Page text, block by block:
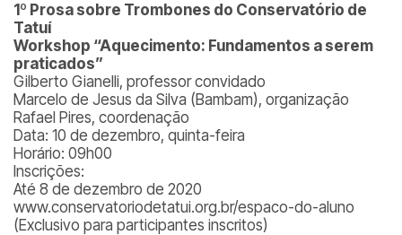
1º Prosa sobre Trombones do Conservatório de
Tatuí
Workshop “Aquecimento: Fundamentos a serem
praticados”
Gilberto Gianelli, professor convidado
Marcelo de Jesus da Silva (Bambam), organização
Rafael Pires, coordenação
Data: 10 de dezembro, quinta-feira
Horário: 09h00
Inscrições:
Até 8 de dezembro de 2020
www.conservatoriodetatui.org.br/espaco-do-aluno
(Exclusivo para participantes inscritos)